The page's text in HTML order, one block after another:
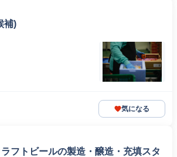
補)
気になる
フトビールの製造・醸造・充填スタ